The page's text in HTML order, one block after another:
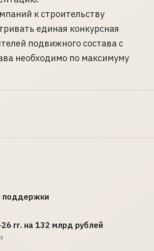
к строительству
единая конкурсная
подвижного состава с
необходимо по максимуму
поддержки
гг. на 132 млрд рублей